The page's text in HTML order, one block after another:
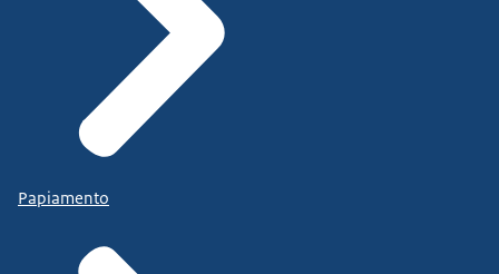
Papiamento